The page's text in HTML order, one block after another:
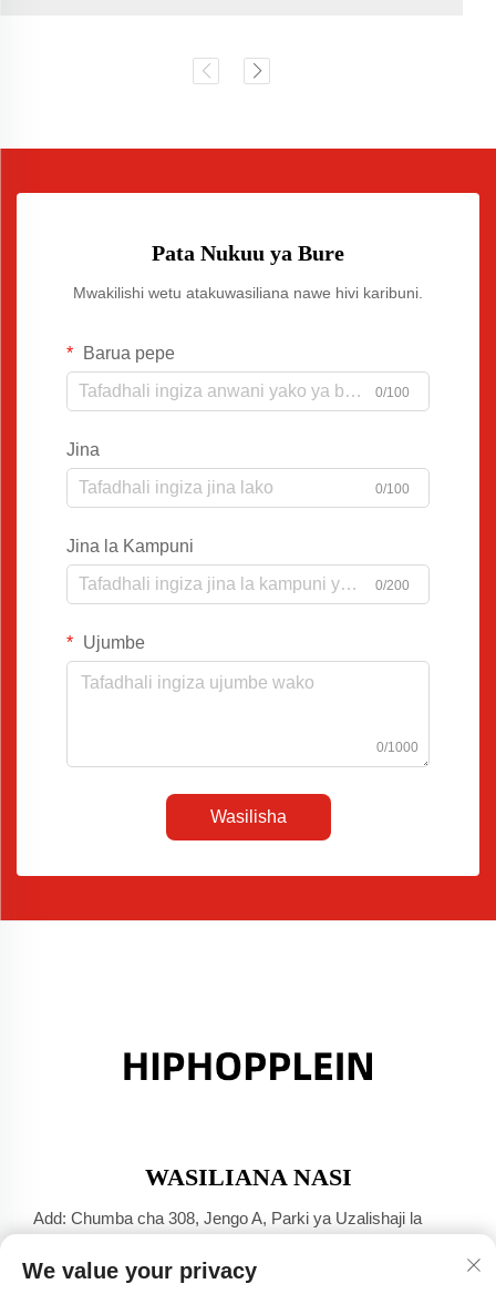
Pata Nukuu ya Bure
Mwakilishi wetu atakuwasiliana nawe hivi karibuni.
Barua pepe
0/100
Jina
0/100
Jina la Kampuni
0/200
Ujumbe
0/1000
Wasilisha
WASILIANA NASI
Add: Chumba cha 308, Jengo A, Parki ya Uzalishaji la
Simu:+86-17304049586
We value your privacy